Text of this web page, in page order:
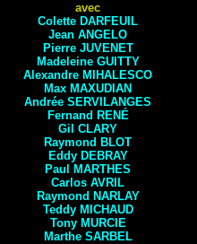
avec
Colette DARFEUIL
Jean ANGELO
Pierre JUVENET
Madeleine GUITTY
Alexandre MIHALESCO
Max MAXUDIAN
Andrée SERVILANGES
Fernand RENÉ
Gil CLARY
Raymond BLOT
Eddy DEBRAY
Paul
MARTHES
Carlos AVRIL
Raymond NARLAY
Teddy MICHAUD
Tony MURCIE
Marthe SARBEL